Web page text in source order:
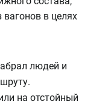
в целях
людей и
на отстойный